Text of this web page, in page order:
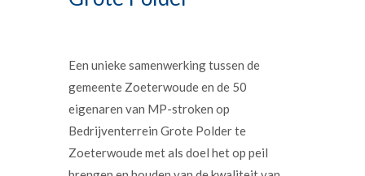
Een unieke samenwerking tussen de
gemeente Zoeterwoude en de 50
eigenaren van MP-stroken op
Bedrijventerrein Grote Polder te
Zoeterwoude met als doel het op peil